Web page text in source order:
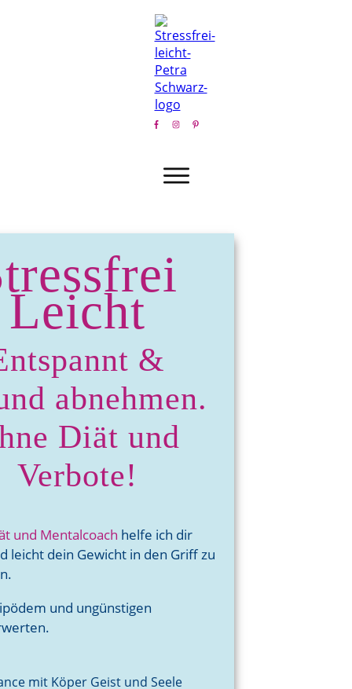
Leicht
&
abnehmen.
Diät und
Verbote!
und Mentalcoach helfe ich dir
leicht dein Gewicht in den Griff zu
und ungünstigen
mit Köper Geist und Seele